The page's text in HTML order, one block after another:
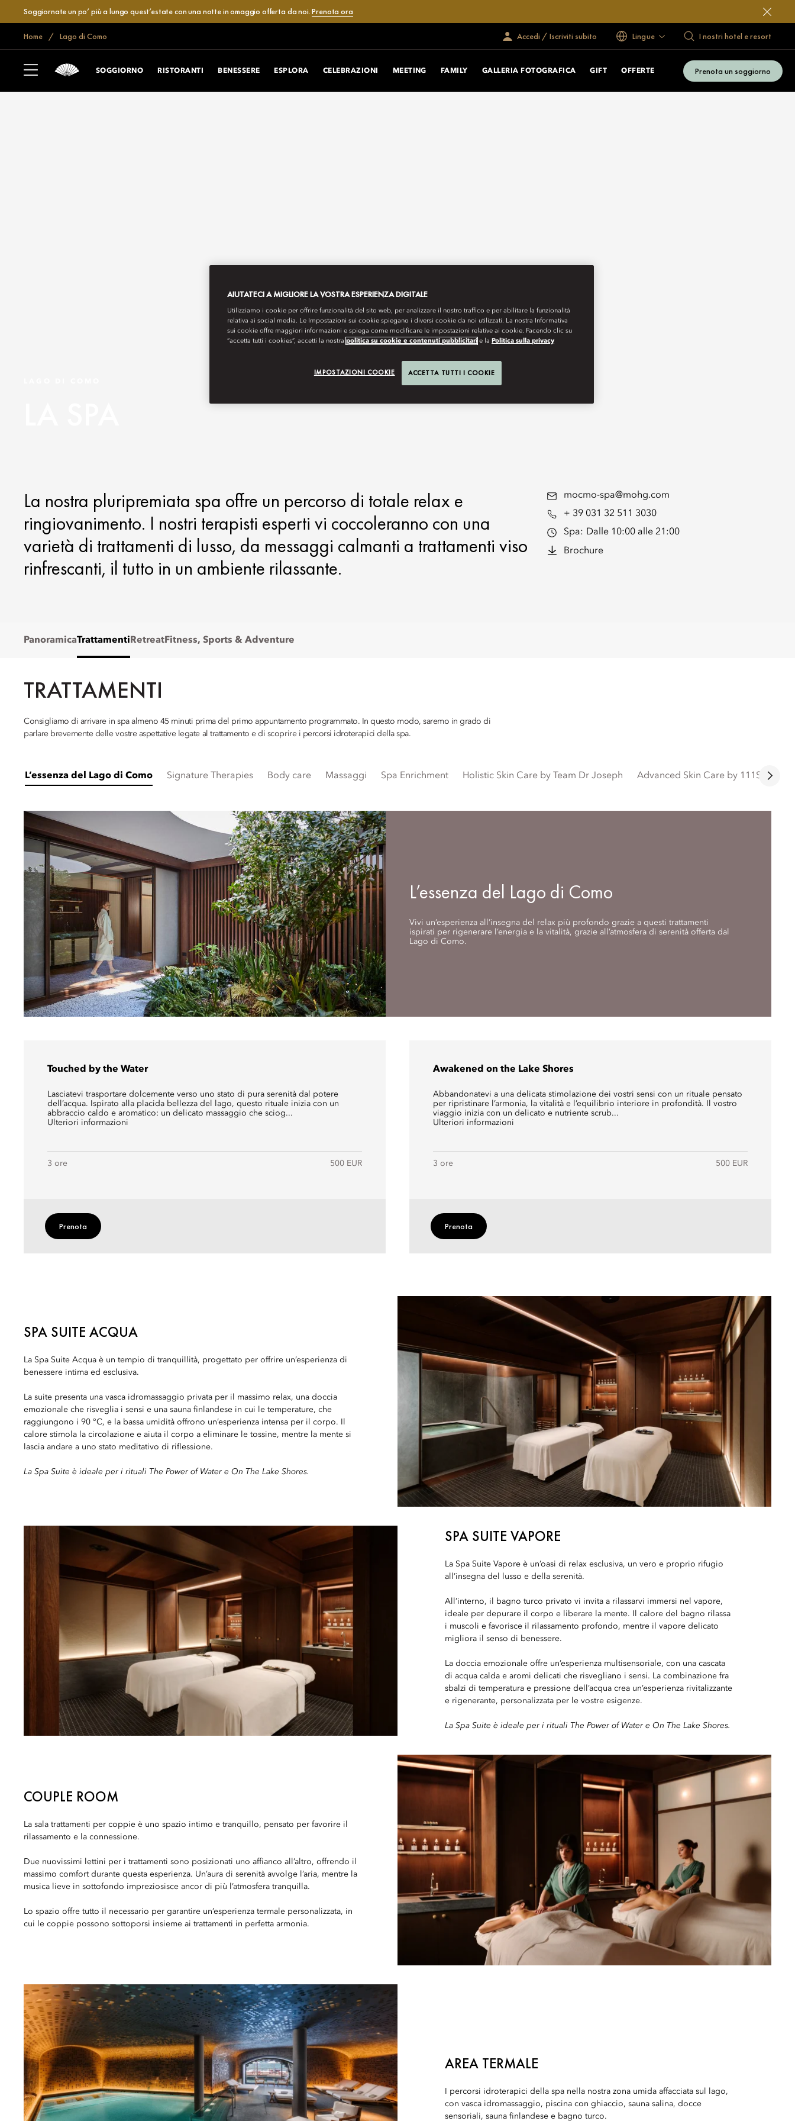
Soggiornate un po’ più a lungo quest’estate con una notte in omaggio offerta da noi.Prenota ora
Home Lago di Como Accedi / Iscriviti subito Lingue I nostri hotel e resort
SOGGIORNO RISTORANTI BENESSERE ESPLORA CELEBRAZIONI MEETING FAMILY GALLERIA FOTOGRAFICA GIFT OFFERTE Prenota un soggiorno
La nostra pluripremiata spa offre un percorso di totale relax e
ringiovanimento. I nostri terapisti esperti vi coccoleranno con una
varietà di trattamenti di lusso, da messaggi calmanti a trattamenti viso
rinfrescanti, il tutto in un ambiente rilassante.
mocmo-spa@mohg.com
+ 39 031 32 511 3030
Spa: Dalle 10:00 alle 21:00
Brochure
PanoramicaTrattamenti Retreat Fitness, Sports & Adventure
TRATTAMENTI
Consigliamo di arrivare in spa almeno 45 minuti prima del primo appuntamento programmato. In questo modo, saremo in grado di
parlare brevemente delle vostre aspettative legate al trattamento e di scoprire i percorsi idroterapici della spa.
L’essenza del Lago di Como Signature Therapies Body care Massaggi Spa Enrichment Holistic Skin Care by Team Dr Joseph Advanced Skin Care by 111SKIN
L’essenza del Lago di Como
Vivi un’esperienza all’insegna del relax più profondo grazie a questi trattamenti
ispirati per rigenerare l’energia e la vitalità, grazie all’atmosfera di serenità offerta dal
Lago di Como.
Touched by the Water
Lasciatevi trasportare dolcemente verso uno stato di pura serenità dal potere
dell’acqua. Ispirato alla placida bellezza del lago, questo rituale inizia con un
abbraccio caldo e aromatico: un delicato massaggio che sciog...
Ulteriori informazioni
3 ore 500 EUR
Prenota
Awakened on the Lake Shores
Abbandonatevi a una delicata stimolazione dei vostri sensi con un rituale pensato
per ripristinare l’armonia, la vitalità e l’equilibrio interiore in profondità. Il vostro
viaggio inizia con un delicato e nutriente scrub...
Ulteriori informazioni
3 ore 500 EUR
Prenota
SPA SUITE ACQUA
La Spa Suite Acqua è un tempio di tranquillità, progettato per offrire un’esperienza di
benessere intima ed esclusiva.
La suite presenta una vasca idromassaggio privata per il massimo relax, una doccia
emozionale che risveglia i sensi e una sauna finlandese in cui le temperature, che
raggiungono i 90 °C, e la bassa umidità offrono un’esperienza intensa per il corpo. Il
calore stimola la circolazione e aiuta il corpo a eliminare le tossine, mentre la mente si
lascia andare a uno stato meditativo di riflessione.
La Spa Suite è ideale per i rituali The Power of Water e On The Lake Shores.
SPA SUITE VAPORE
La Spa Suite Vapore è un’oasi di relax esclusiva, un vero e proprio rifugio
all’insegna del lusso e della serenità.
All’interno, il bagno turco privato vi invita a rilassarvi immersi nel vapore,
ideale per depurare il corpo e liberare la mente. Il calore del bagno rilassa
i muscoli e favorisce il rilassamento profondo, mentre il vapore delicato
migliora il senso di benessere.
La doccia emozionale offre un’esperienza multisensoriale, con una cascata
di acqua calda e aromi delicati che risvegliano i sensi. La combinazione fra
sbalzi di temperatura e pressione dell’acqua crea un’esperienza rivitalizzante
e rigenerante, personalizzata per le vostre esigenze.
La Spa Suite è ideale per i rituali The Power of Water e On The Lake Shores.
COUPLE ROOM
La sala trattamenti per coppie è uno spazio intimo e tranquillo, pensato per favorire il
rilassamento e la connessione.
Due nuovissimi lettini per i trattamenti sono posizionati uno affianco all’altro, offrendo il
massimo comfort durante questa esperienza. Un’aura di serenità avvolge l’aria, mentre la
musica lieve in sottofondo impreziosisce ancor di più l’atmosfera tranquilla.
Lo spazio offre tutto il necessario per garantire un’esperienza termale personalizzata, in
cui le coppie possono sottoporsi insieme ai trattamenti in perfetta armonia.
AREA TERMALE
I percorsi idroterapici della spa nella nostra zona umida affacciata sul lago,
con vasca idromassaggio, piscina con ghiaccio, sauna salina, docce
sensoriali, sauna finlandese e bagno turco.
AIUTATECI A MIGLIORE LA VOSTRA ESPERIENZA DIGITALE
Utilizziamo i cookie per offrire funzionalità del sito web, per analizzare il nostro traffico e per abilitare la funzionalità
relativa ai social media. Le Impostazioni sui cookie spiegano i diversi cookie da noi utilizzati. La nostra Informativa
sui cookie offre maggiori informazioni e spiega come modificare le impostazioni relative ai cookie. Facendo clic su
“accetta tutti i cookies”, accetti la nostra politica su cookie e contenuti pubblicitari e la Politica sulla privacy
IMPOSTAZIONI COOKIE ACCETTA TUTTI I COOKIE